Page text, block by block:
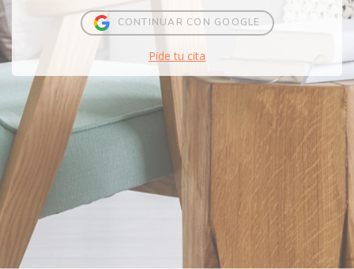
CONTINUAR CON GOOGLE
Pide tu cita